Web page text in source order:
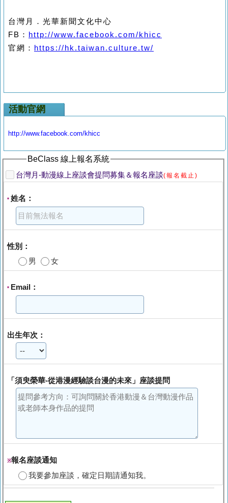
台灣月．光華新聞文化中心
FB ：
http://www.facebook.com/khicc
官網：
https://hk.taiwan.culture.tw/
活動官網
http://www.facebook.com/khicc
BeClass 線上報名系統
台灣月-動漫線上座談會提問募集＆報名座談(報名截止)
* 姓名：
性別：
男
女
* Email：
出生年次：
「須臾榮華-從港漫經驗談台漫的未來」座談提問
※報名座談通知
我要參加座談，確定日期請通知我。